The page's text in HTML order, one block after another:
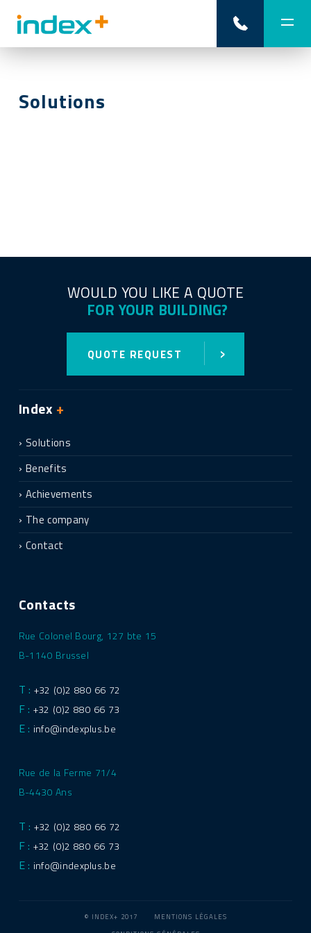
Solutions
WOULD YOU LIKE A QUOTE
FOR YOUR BUILDING?
QUOTE REQUEST ›
Index +
Solutions
Benefits
Achievements
The company
Contact
Contacts
Rue Colonel Bourg, 127 bte 15
B-1140 Brussel
T : +32 (0)2 880 66 72
F : +32 (0)2 880 66 73
E : info@indexplus.be
Rue de la Ferme 71/4
B-4430 Ans
T : +32 (0)2 880 66 72
F : +32 (0)2 880 66 73
E : info@indexplus.be
© INDEX+ 2017
MENTIONS LÉGALES